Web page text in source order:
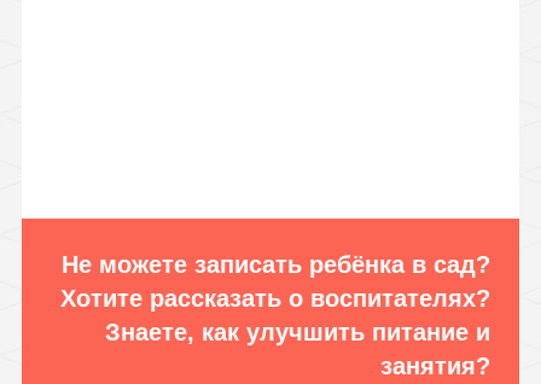
Не можете записать ребёнка в сад?
Хотите рассказать о воспитателях?
Знаете, как улучшить питание и
занятия?